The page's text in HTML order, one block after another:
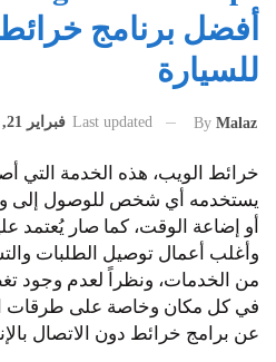
أفضل برنامج
للسيارة
By Malaz
Last updated فبراير 21, 2024
خرائط الويب، هذه الخدمة التي
يستخدمه أي شخص للوصول إلى
أو إضاعة الوقت، كما صار يُعتمد
وأغلب أعمال توصيل الطلبات
من الخدمات، ونظراً لعدم وجود
في كل مكان وخاصة على طرقات
عن برامج خرائط دون الاتصال